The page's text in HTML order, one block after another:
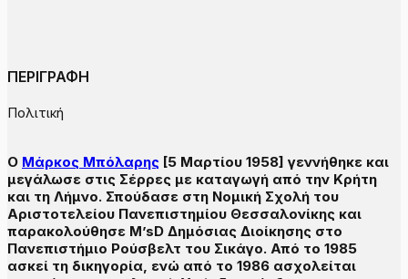
ΠΕΡΙΓΡΑΦΗ
Πολιτική
Ο Μάρκος Μπόλαρης [5 Μαρτίου 1958] γεννήθηκε και
μεγάλωσε στις Σέρρες με καταγωγή από την Κρήτη
και τη Λήμνο. Σπούδασε στη Νομική Σχολή του
Αριστοτελείου Πανεπιστημίου Θεσσαλονίκης και
παρακολούθησε M’sD Δημόσιας Διοίκησης στο
Πανεπιστήμιο Ρούσβελτ του Σικάγο. Από το 1985
ασκεί τη δικηγορία, ενώ από το 1986 ασχολείται